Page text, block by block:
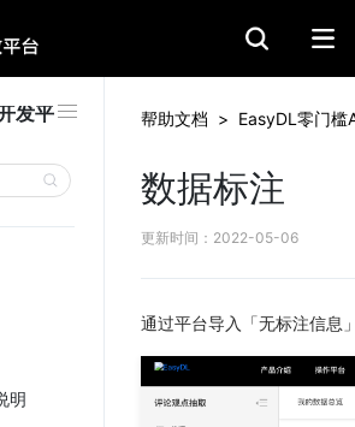
发平
明
帮助文档 > EasyDL零门槛
2. 选取评价对象（必填）
6.简约模式
数据标注
更新时间 ： 2022-05-06
通过平台导入「无标注信息